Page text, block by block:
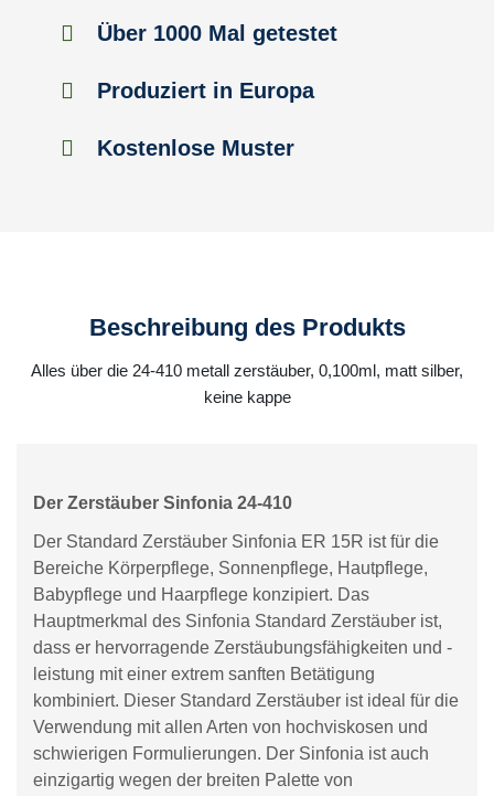
Über 1000 Mal getestet
Produziert in Europa
Kostenlose Muster
Beschreibung des Produkts
Alles über die 24-410 metall zerstäuber, 0,100ml, matt silber,
keine kappe
Der Zerstäuber Sinfonia 24-410
Der Standard Zerstäuber Sinfonia ER 15R ist für die
Bereiche Körperpflege, Sonnenpflege, Hautpflege,
Babypflege und Haarpflege konzipiert. Das
Hauptmerkmal des Sinfonia Standard Zerstäuber ist,
dass er hervorragende Zerstäubungsfähigkeiten und -
leistung mit einer extrem sanften Betätigung
kombiniert. Dieser Standard Zerstäuber ist ideal für die
Verwendung mit allen Arten von hochviskosen und
schwierigen Formulierungen. Der Sinfonia ist auch
einzigartig wegen der breiten Palette von